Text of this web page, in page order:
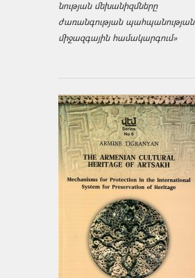
նության մեխանիզմները
ժառանգության պահպանության
միջազ­գային համակարգում»